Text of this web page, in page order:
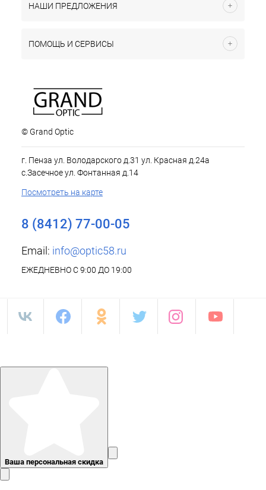
НАШИ ПРЕДЛОЖЕНИЯ
ПОМОЩЬ И СЕРВИСЫ
© Grand Optic
г. Пенза ул. Володарского д.31 ул. Красная д.24а
с.Засечное ул. Фонтанная д.14
Посмотреть на карте
8 (8412) 77-00-05
Email: info@optic58.ru
ЕЖЕДНЕВНО С 9:00 ДО 19:00
Ваша персональная скидка